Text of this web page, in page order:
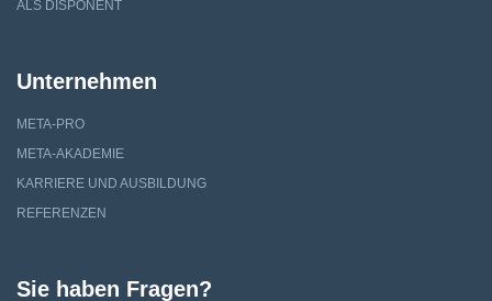
ALS DISPONENT
Unternehmen
META-PRO
META-AKADEMIE
KARRIERE UND AUSBILDUNG
REFERENZEN
Sie haben Fragen?